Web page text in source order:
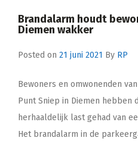
Brandalarm houdt
Diemen wakker
Posted on 21 juni 2021 By RP
Bewoners en omwonenden
Punt Sniep in Diemen hebben
herhaaldelijk last gehad van
Het brandalarm in de